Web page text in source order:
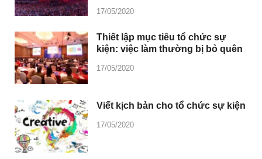
17/05/2020
Thiết lập mục tiêu tổ chức sự
kiện: việc làm thường bị bỏ quên
17/05/2020
Viết kịch bản cho tổ chức sự kiện
17/05/2020